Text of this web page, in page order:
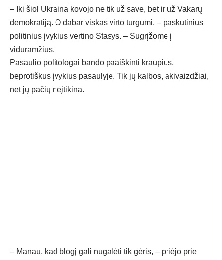
– Iki šiol Ukraina kovojo ne tik už save, bet ir už Vakarų
demokratiją. O dabar viskas virto turgumi, – paskutinius
politinius įvykius vertino Stasys. – Sugrįžome į
viduramžius.
Pasaulio politologai bando paaiškinti kraupius,
beprotiškus įvykius pasaulyje. Tik jų kalbos, akivaizdžiai,
net jų pačių neįtikina.
– Manau, kad blogį gali nugalėti tik gėris, – priėjo prie